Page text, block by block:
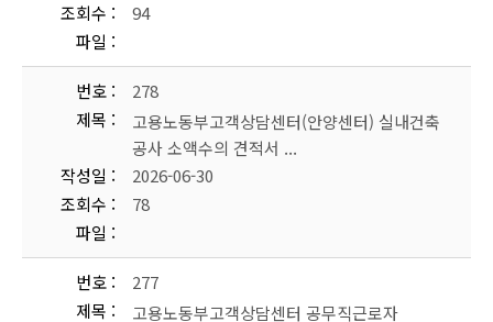
조회수
94
파일
번호
278
제목
고용노동부고객상담센터(안양센터) 실내건축
공사 소액수의 견적서 ...
작성일
2026-06-30
조회수
78
파일
번호
277
제목
고용노동부고객상담센터 공무직근로자